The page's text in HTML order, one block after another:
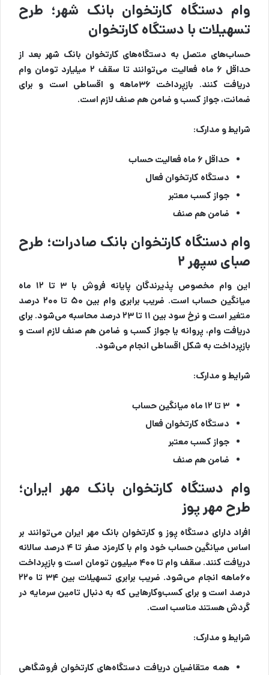
وام دستگاه کارتخوان بانک شهر؛ طرح
تسهیلات با دستگاه کارتخوان
حساب‌های متصل به دستگاه‌های کارتخوان بانک شهر بعد از
حداقل ۶ ماه فعالیت می‌توانند تا سقف ۲ میلیارد تومان وام
دریافت کنند. بازپرداخت ۳۶ماهه و اقساطی است و برای
ضمانت، جواز کسب و ضامن هم صنف لازم است.
شرایط و مدارک:
حداقل ۶ ماه فعالیت حساب
دستگاه کارتخوان فعال
جواز کسب معتبر
ضامن هم صنف
وام دستگاه کارتخوان بانک صادرات؛ طرح
صبای سپهر ۲
این وام مخصوص پذیرندگان پایانه فروش با ۳ تا ۱۲ ماه
میانگین حساب است. ضریب برابری وام بین ۵۰ تا ۲۰۰ درصد
متغیر است و نرخ سود بین ۱۱ تا ۲۳ درصد محاسبه می‌شود. برای
دریافت وام، پروانه یا جواز کسب و ضامن هم صنف لازم است و
بازپرداخت به شکل اقساطی انجام می‌شود.
شرایط و مدارک:
۳ تا ۱۲ ماه میانگین حساب
دستگاه کارتخوان فعال
جواز کسب معتبر
ضامن هم صنف
وام دستگاه کارتخوان بانک مهر ایران؛
طرح مهر پوز
افراد دارای دستگاه پوز و کارتخوان بانک مهر ایران می‌توانند بر
اساس میانگین حساب خود وام با کارمزد صفر تا ۴ درصد سالانه
دریافت کنند. سقف وام تا ۴۰۰ میلیون تومان است و بازپرداخت
۶۰ماهه انجام می‌شود. ضریب برابری تسهیلات بین ۳۴ تا ۲۲۰
درصد است و برای کسب‌وکارهایی که به دنبال تامین سرمایه در
گردش هستند مناسب است.
شرایط و مدارک:
همه متقاضیان دریافت دستگاه‌های کارتخوان فروشگاهی